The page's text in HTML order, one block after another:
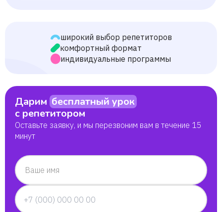
Роман
Надежда
Игнат
Максим
Фарух
широкий выбор репетиторов
комфортный формат
индивидуальные программы
Дарим бесплатный урок
с репетитором
Оставьте заявку, и мы перезвоним вам в течение 15
минут
Ваше имя